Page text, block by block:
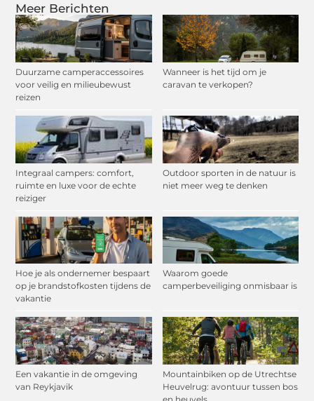
Meer Berichten
Duurzame camperaccessoires
voor veilig en milieubewust
reizen
Wanneer is het tijd om je
caravan te verkopen?
Integraal campers: comfort,
ruimte en luxe voor de echte
reiziger
Outdoor sporten in de natuur is
niet meer weg te denken
Hoe je als ondernemer bespaart
op je brandstofkosten tijdens de
vakantie
Waarom goede
camperbeveiliging onmisbaar is
Een vakantie in de omgeving
van Reykjavik
Mountainbiken op de Utrechtse
Heuvelrug: avontuur tussen bos